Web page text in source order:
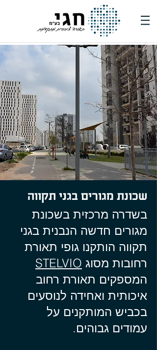
שכונת מגורים בגני תקווה
בשדרה מרכזית בשכונת
מגורים חדשה הנבנית בגני
תקווה הותקנו גופי תאורת
רחובות מסוג STELVIO
המספקים תאורת רחוב
איכותית ואחידה לנוסעים
בכביש המותקנים על
עמודים גבוהים.